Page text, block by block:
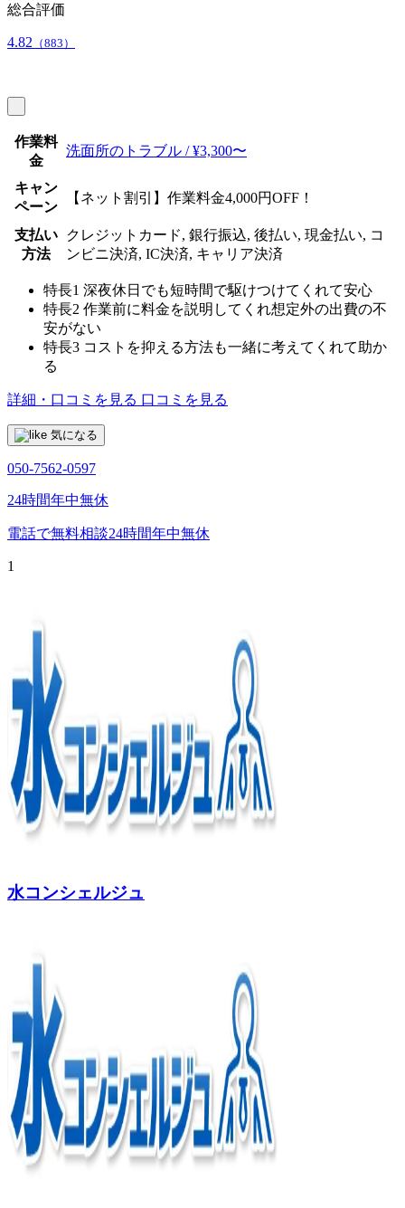
総合評価
4.82 （883）
作業料
金
洗面所のトラブル / ¥3,300〜
キャン
ペーン
【ネット割引】作業料金4,000円OFF！
支払い
方法
クレジットカード, 銀行振込, 後払い, 現金払い, コ
ンビニ決済, IC決済, キャリア決済
特長1 深夜休日でも短時間で駆けつけてくれて安心
特長2 作業前に料金を説明してくれ想定外の出費の不
安がない
特長3 コストを抑える方法も一緒に考えてくれて助か
る
詳細・口コミを見る 口コミを見る
気になる
050-7562-0597
24時間年中無休
電話で無料相談24時間年中無休
1
水コンシェルジュ